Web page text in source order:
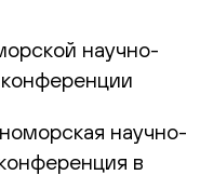
научно-
научно-
в